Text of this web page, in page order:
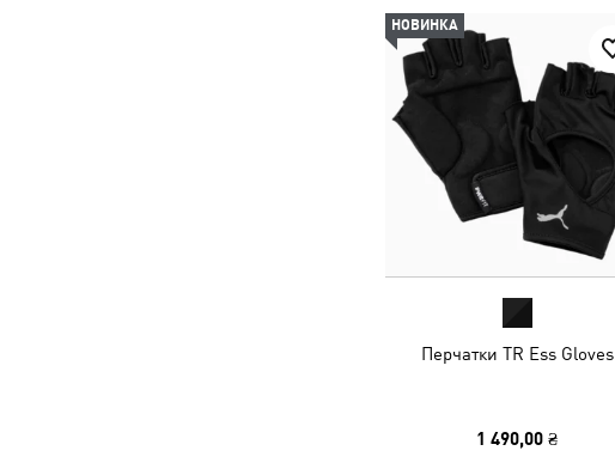
НОВИНКА
Перчатки TR Ess Gloves
1 490,00 ₴